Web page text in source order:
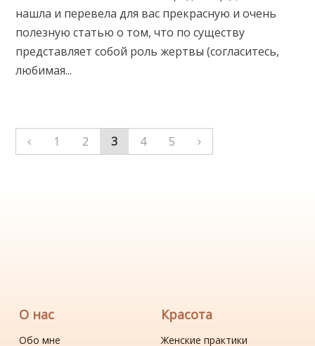
нашла и перевела для вас прекрасную и очень
полезную статью о том, что по существу
представляет собой роль жертвы (согласитесь,
любимая...
1 2 3 4 5
О нас
Обо мне
Красота
Женские практики